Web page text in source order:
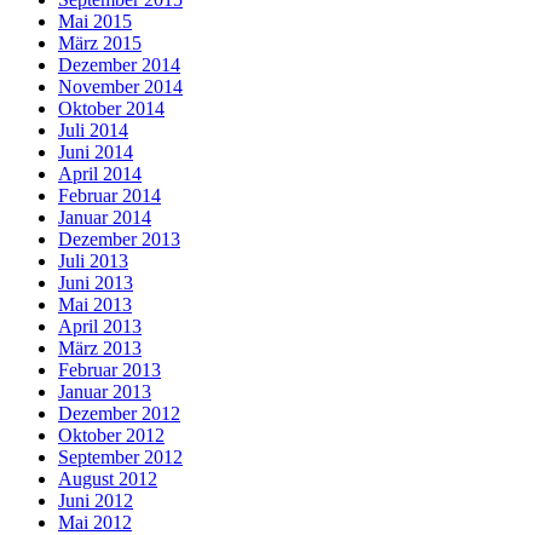
Mai 2015
März 2015
Dezember 2014
November 2014
Oktober 2014
Juli 2014
Juni 2014
April 2014
Februar 2014
Januar 2014
Dezember 2013
Juli 2013
Juni 2013
Mai 2013
April 2013
März 2013
Februar 2013
Januar 2013
Dezember 2012
Oktober 2012
September 2012
August 2012
Juni 2012
Mai 2012